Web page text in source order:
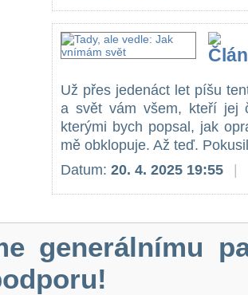
Už přes jedenáct let píšu
a svět vám všem, kteří jej
kterými bych popsal, jak
mě obklopuje. Až teď.
Datum: 20. 4. 2025 19:55
generálnímu